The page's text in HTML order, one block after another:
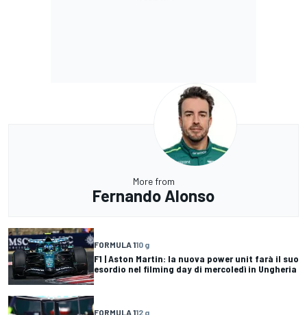
More from
Fernando Alonso
FORMULA 110 g
F1 | Aston Martin: la nuova power unit farà il suo
esordio nel filming day di mercoledì in Ungheria
FORMULA 112 g